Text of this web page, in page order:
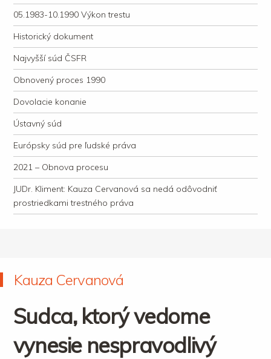
05.1983-10.1990 Výkon trestu
Historický dokument
Najvyšší súd ČSFR
Obnovený proces 1990
Dovolacie konanie
Ústavný súd
Európsky súd pre ľudské práva
2021 – Obnova procesu
JUDr. Kliment: Kauza Cervanová sa nedá odôvodniť
prostriedkami trestného práva
Kauza Cervanová
Sudca, ktorý vedome
vynesie nespravodlivý